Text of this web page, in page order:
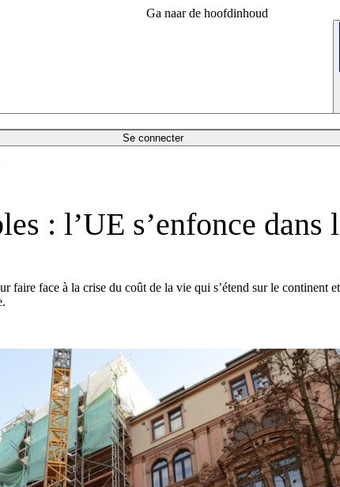
Ga naar de hoofdinhoud
Se connecter
: l’UE s’enfonce dans
faire face à la crise du coût de la vie qui s’étend sur le continent